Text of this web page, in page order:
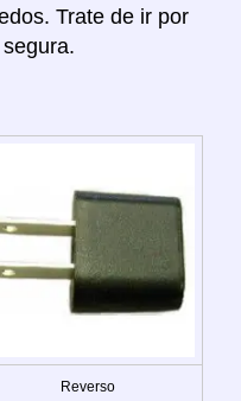
Trate de ir por
Reverso